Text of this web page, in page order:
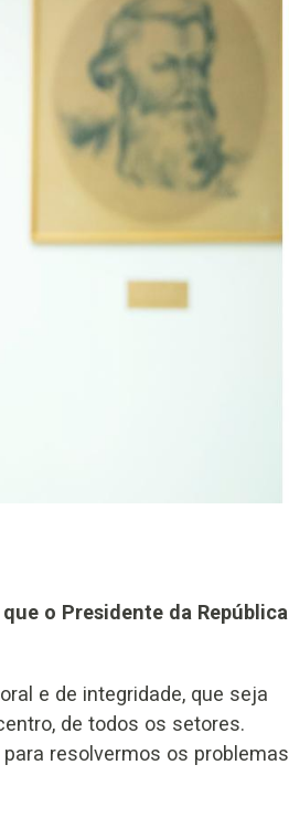
o Presidente da República
e de integridade, que seja
de todos os setores.
resolvermos os problemas